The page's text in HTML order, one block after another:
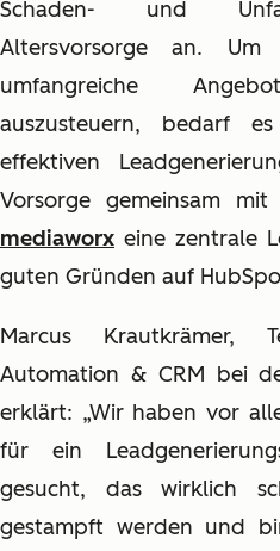
Schaden- und
Altersvorsorge an.
umfangreiche
auszusteuern, bedarf
effektiven
Vorsorge gemeinsam
mediaworx eine zentrale
guten Gründen auf
Marcus Krautkrämer,
Automation & CRM bei
erklärt: „Wir haben vor
für ein
gesucht, das wirklich
gestampft werden und